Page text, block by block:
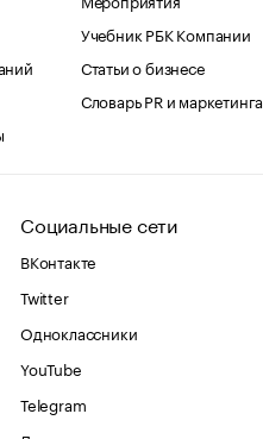
Учебник РБК Компании
Статьи о бизнесе
Словарь PR и маркетинга
Социальные сети
ВКонтакте
Twitter
Одноклассники
YouTube
Telegram